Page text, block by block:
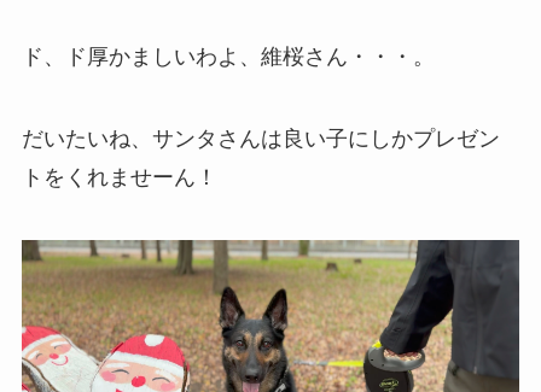
ド、ド厚かましいわよ、維桜さん・・・。
だいたいね、サンタさんは良い子にしかプレゼン
トをくれませーん！